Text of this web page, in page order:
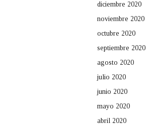
diciembre 2020
noviembre 2020
octubre 2020
septiembre 2020
agosto 2020
julio 2020
junio 2020
mayo 2020
abril 2020